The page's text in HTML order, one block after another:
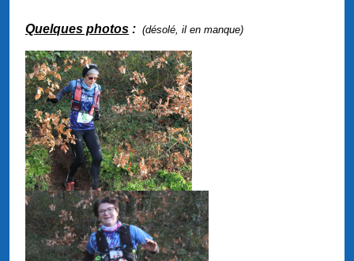
Quelques photos : (désolé, il en manque)